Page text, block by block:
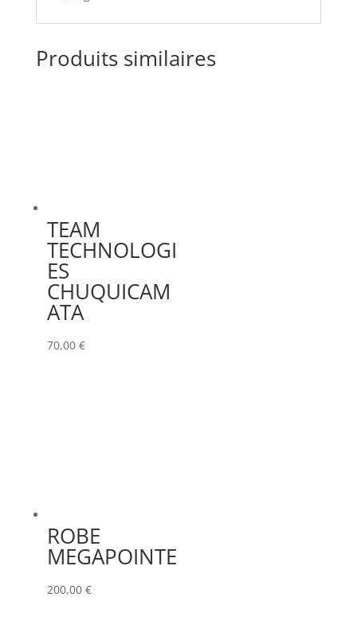
Produits similaires
TEAM
TECHNOLOGI
ES
CHUQUICAM
ATA
70,00 €
ROBE
MEGAPOINTE
200,00 €